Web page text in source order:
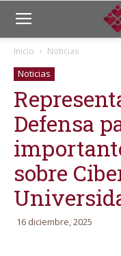
Inicio Noticias
Noticias
Defensa
sobre
16 diciembre, 2025